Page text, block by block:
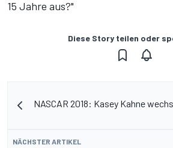
15 Jahre aus?"
Diese Story teilen oder
NASCAR 2018: Kasey Kahne
NÄCHSTER ARTIKEL